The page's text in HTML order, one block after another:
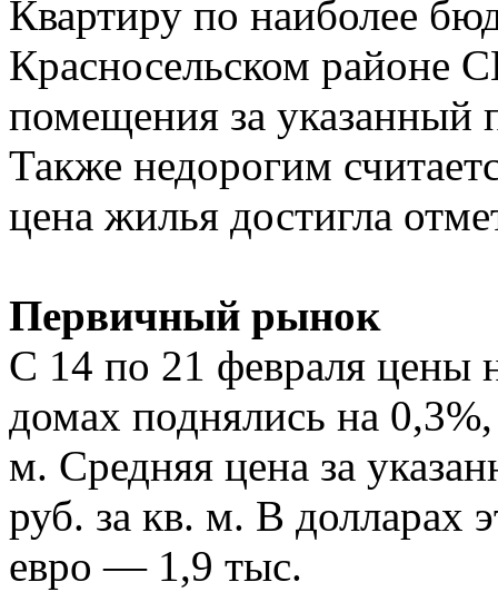
Квартиру по наиболее
Красносельском районе
помещения за указанный
Также недорогим
цена жилья достигла
Первичный рынок
С 14 по 21 февраля цены
домах поднялись на
м. Средняя цена за
руб. за кв. м. В долларах
евро — 1,9 тыс.